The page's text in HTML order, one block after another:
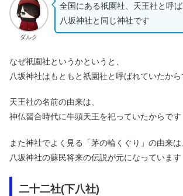
ダルク
全国にある祇園社、天王社と呼ば
八坂神社と同じ神社です
なぜ祇園社というかというと、
八坂神社はもともと祇園社と呼ばれていたから
天王社の名前の由来は、
神仏習合時代に牛頭天王を祀っていたからです
また神社でよく見る「茅の輪くぐり」の由来は
八坂神社の蘇民将来の伝説が元になっています
二十二社(下八社)